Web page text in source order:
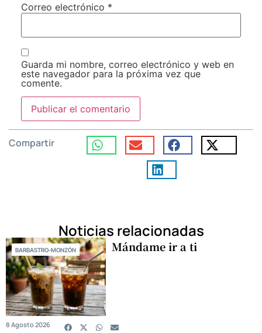
Correo electrónico *
Guarda mi nombre, correo electrónico y web en
este navegador para la próxima vez que
comente.
Compartir
Noticias relacionadas
BARBASTRO-MONZÓN Mándame ir a ti
8 Agosto 2026